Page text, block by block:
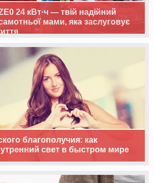
24 кВт·ч — твій надійний
мами, яка заслуговує
благополучия: как
свет в быстром мире